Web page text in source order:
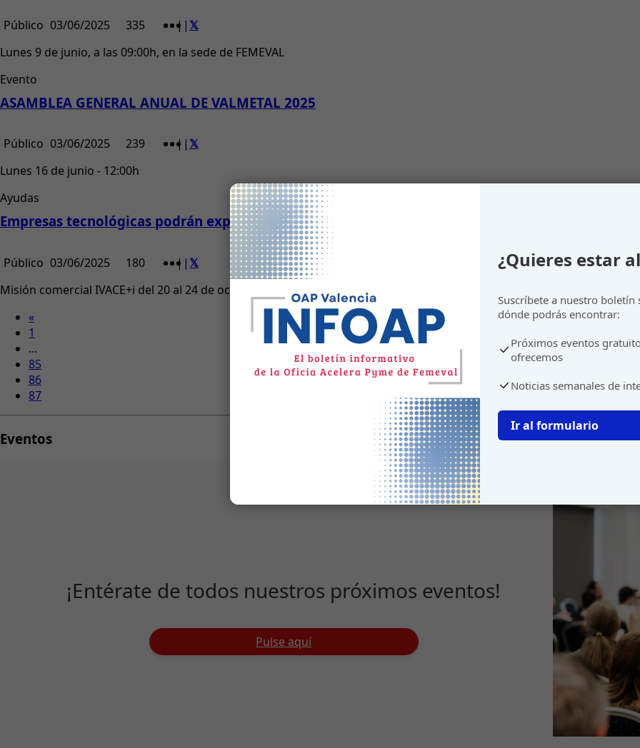
Público 03/06/2025 335 | |
Lunes 9 de junio, a las 09:00h, en la sede de FEMEVAL
Evento
ASAMBLEA GENERAL ANUAL DE VALMETAL 2025
Público 03/06/2025 239 | |
Lunes 16 de junio - 12:00h
Ayudas
Empresas tecnológicas podrán explorar oportunidades en Suecia y Dinamarca
Público 03/06/2025 180 | |
Misión comercial IVACE+i del 20 al 24 de octubre de 2025
«
1
...
85
86
87
Eventos
¡Entérate de todos nuestros próximos eventos!
Pulse aquí
¿Quieres estar
Suscríbete a nuestro boletín
dónde podrás encontrar:
Próximos eventos
ofrecemos
Noticias semanales de
Ir al formulario